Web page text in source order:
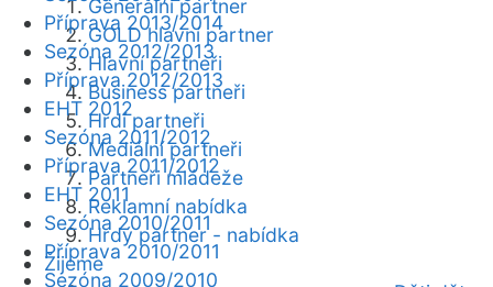
Generální partner
GOLD hlavní partner
Hlavní partneři
Business partneři
Hrdí partneři
Mediální partneři
Partneři mládeže
Reklamní nabídka
Hrdý partner - nabídka
Žijeme
Příprava 2013/2014
Sezóna 2012/2013
Příprava 2012/2013
EHT 2012
Sezóna 2011/2012
Příprava 2011/2012
EHT 2011
Sezóna 2010/2011
Příprava 2010/2011
Sezóna 2009/2010